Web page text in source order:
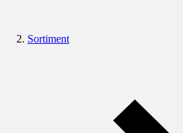
Sortiment